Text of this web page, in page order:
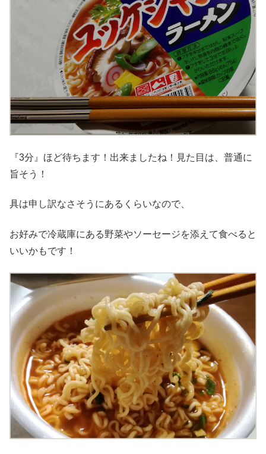
『3分』ほど待ちます！ 出来ましたね！見た目は、普通に
旨そう！
具は申し訳なさそうにあるくらいなので、
お好みで冷蔵庫にある野菜やソーセージを添えて食べると
いいかもです！